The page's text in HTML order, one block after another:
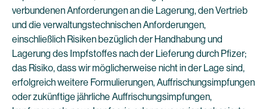
verbundenen Anforderungen an die Lagerung, den Vertrieb
und die verwaltungstechnischen Anforderungen,
einschließlich Risiken bezüglich der Handhabung und
Lagerung des Impfstoffes nach der Lieferung durch Pfizer;
das Risiko, dass wir möglicherweise nicht in der Lage sind,
erfolgreich weitere Formulierungen, Auffrischungsimpfungen
oder zukünftige jährliche Auffrischungsimpfungen,